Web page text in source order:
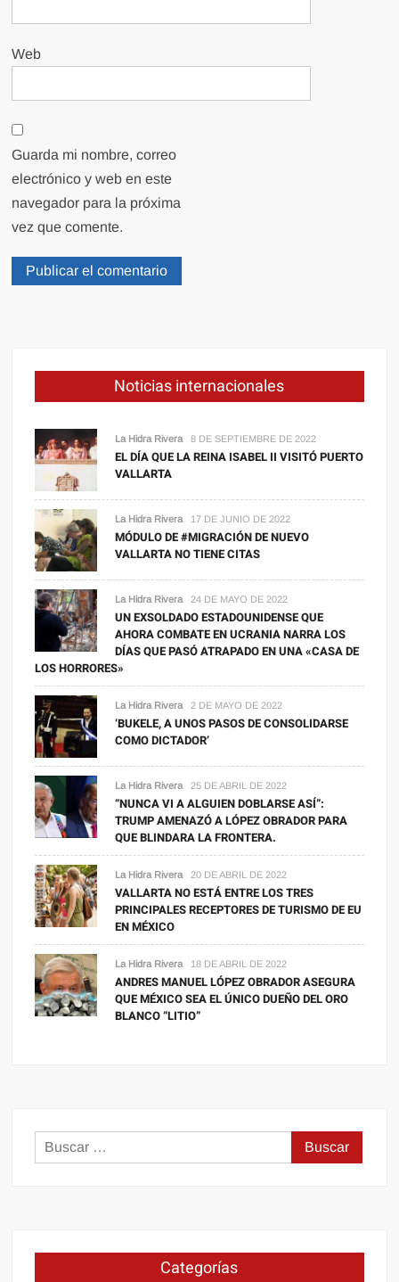
Web
Guarda mi nombre, correo
electrónico y web en este
navegador para la próxima
vez que comente.
Noticias internacionales
La Hidra Rivera 8 DE SEPTIEMBRE DE 2022
EL DÍA QUE LA REINA ISABEL II VISITÓ PUERTO
VALLARTA
La Hidra Rivera 17 DE JUNIO DE 2022
MÓDULO DE #MIGRACIÓN DE NUEVO
VALLARTA NO TIENE CITAS
La Hidra Rivera 24 DE MAYO DE 2022
UN EXSOLDADO ESTADOUNIDENSE QUE
AHORA COMBATE EN UCRANIA NARRA LOS
DÍAS QUE PASÓ ATRAPADO EN UNA «CASA DE
LOS HORRORES»
La Hidra Rivera 2 DE MAYO DE 2022
‘BUKELE, A UNOS PASOS DE CONSOLIDARSE
COMO DICTADOR’
La Hidra Rivera 25 DE ABRIL DE 2022
“NUNCA VI A ALGUIEN DOBLARSE ASÍ”:
TRUMP AMENAZÓ A LÓPEZ OBRADOR PARA
QUE BLINDARA LA FRONTERA.
La Hidra Rivera 20 DE ABRIL DE 2022
VALLARTA NO ESTÁ ENTRE LOS TRES
PRINCIPALES RECEPTORES DE TURISMO DE EU
EN MÉXICO
La Hidra Rivera 18 DE ABRIL DE 2022
ANDRES MANUEL LÓPEZ OBRADOR ASEGURA
QUE MÉXICO SEA EL ÚNICO DUEÑO DEL ORO
BLANCO “LITIO”
Buscar:
Categorías